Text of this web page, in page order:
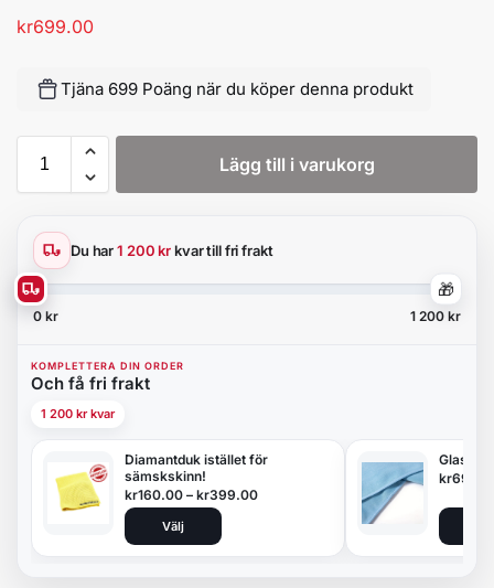
kr699.00
Tjäna 699 Poäng när du köper denna produkt
Lägg till i varukorg
Du har1 200 krkvar till fri frakt
🎁
0 kr 1 200 kr
KOMPLETTERA DIN ORDER
Och få fri frakt
1 200 kr kvar
Diamantduk istället för
sämskskinn!
kr160.00 – kr399.00
Välj
kr69.00